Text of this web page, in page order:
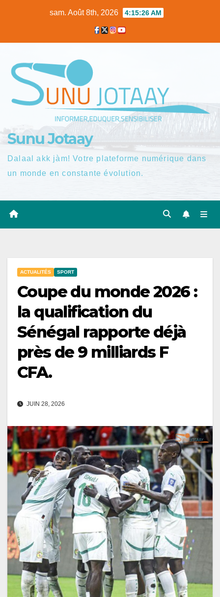
sam. Août 8th, 2026 4:15:26 AM
Sunu Jotaay
Dalaal akk jàm! Votre plateforme numérique dans
un monde en constante évolution.
ACTUALITÉS SPORT
Coupe du monde 2026 :
la qualification du
Sénégal rapporte déjà
près de 9 milliards F
CFA.
JUIN 28, 2026